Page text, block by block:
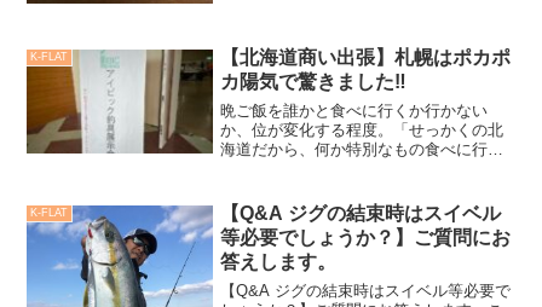
ースしてきました。それら皆、カラー提
案から販売促進を...
K-FLAT
【北海道商い出張】札幌はポカポ
カ陽気で驚きました‼️
晩ご飯を誰かと食べに行くか行かない
か、位が変化する程度。「せっかくの北
海道だから、何か特別なもの食べに行か
くれるのですが、それはほぼ無いかな
ぁ。
K-FLAT
【Q&A ジグの結束時はスイベル
等必要でしょうか？】ご質問にお
答えします。
【Q&A ジグの結束時はスイベル等必要で